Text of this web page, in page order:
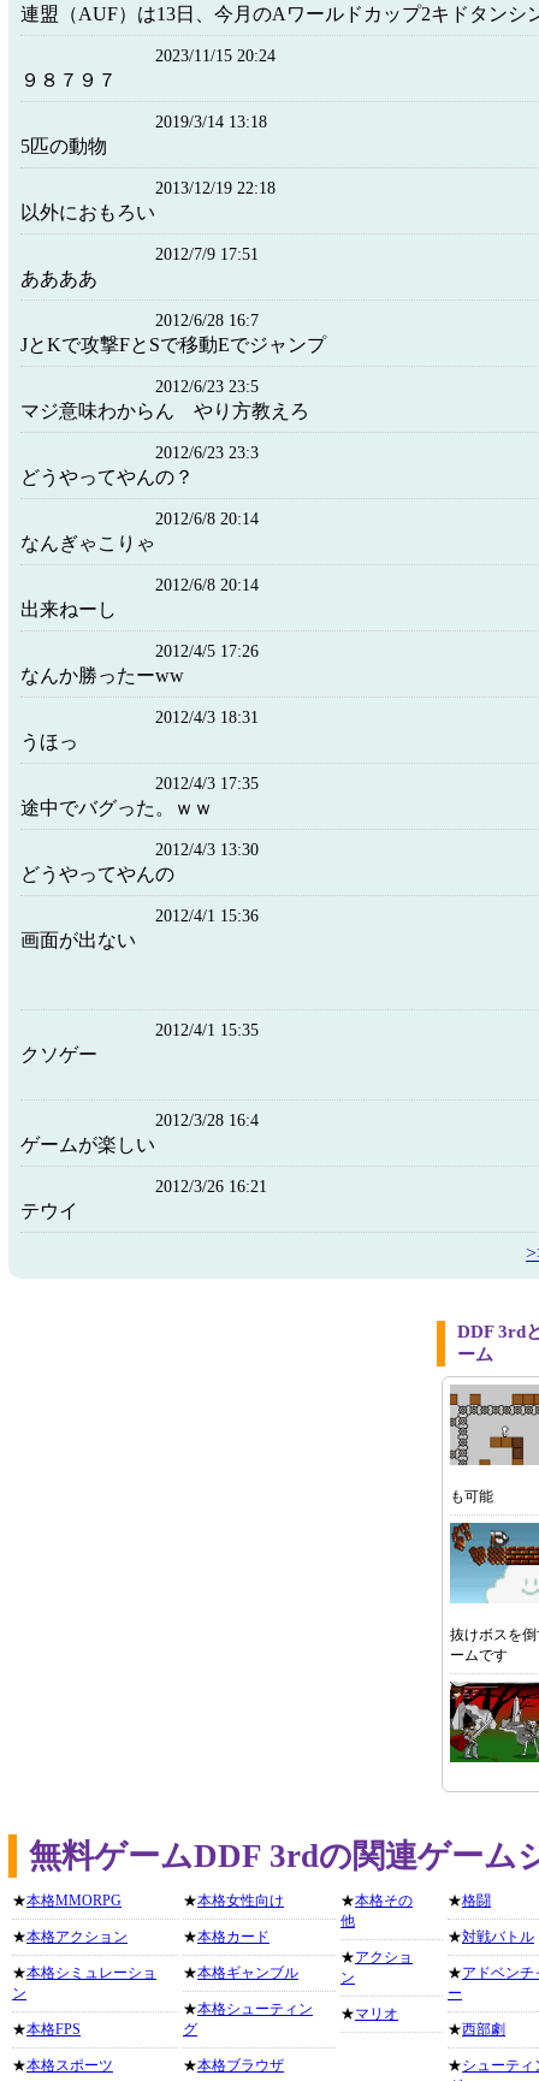
連盟（AUF）は13日、今月のAワールドカップ2キドタンシ
2023/11/15 20:24
９８７９７
2019/3/14 13:18
5匹の動物
2013/12/19 22:18
以外におもろい
2012/7/9 17:51
ああああ
2012/6/28 16:7
JとKで攻撃FとSで移動Eでジャンプ
2012/6/23 23:5
マジ意味わからん やり方教えろ
2012/6/23 23:3
どうやってやんの？
2012/6/8 20:14
なんぎゃこりゃ
2012/6/8 20:14
出来ねーし
2012/4/5 17:26
なんか勝ったーww
2012/4/3 18:31
うほっ
2012/4/3 17:35
途中でバグった。ｗｗ
2012/4/3 13:30
どうやってやんの
2012/4/1 15:36
画面が出ない
2012/4/1 15:35
クソゲー
2012/3/28 16:4
ゲームが楽しい
2012/3/26 16:21
テウイ
DDF 3rd
ーム
も可能
抜けボスを
ームです
無料ゲームDDF 3rdの関連ゲーム
★本格MMORPG
★本格アクション
★本格シミュレーショ
ン
★本格FPS
★本格スポーツ
★本格女性向け
★本格カード
★本格ギャンブル
★本格シューティン
グ
★本格ブラウザ
★本格その
他
★アクショ
ン
★マリオ
★格闘
★対戦バトル
★アドベンチ
ー
★西部劇
★シューティ